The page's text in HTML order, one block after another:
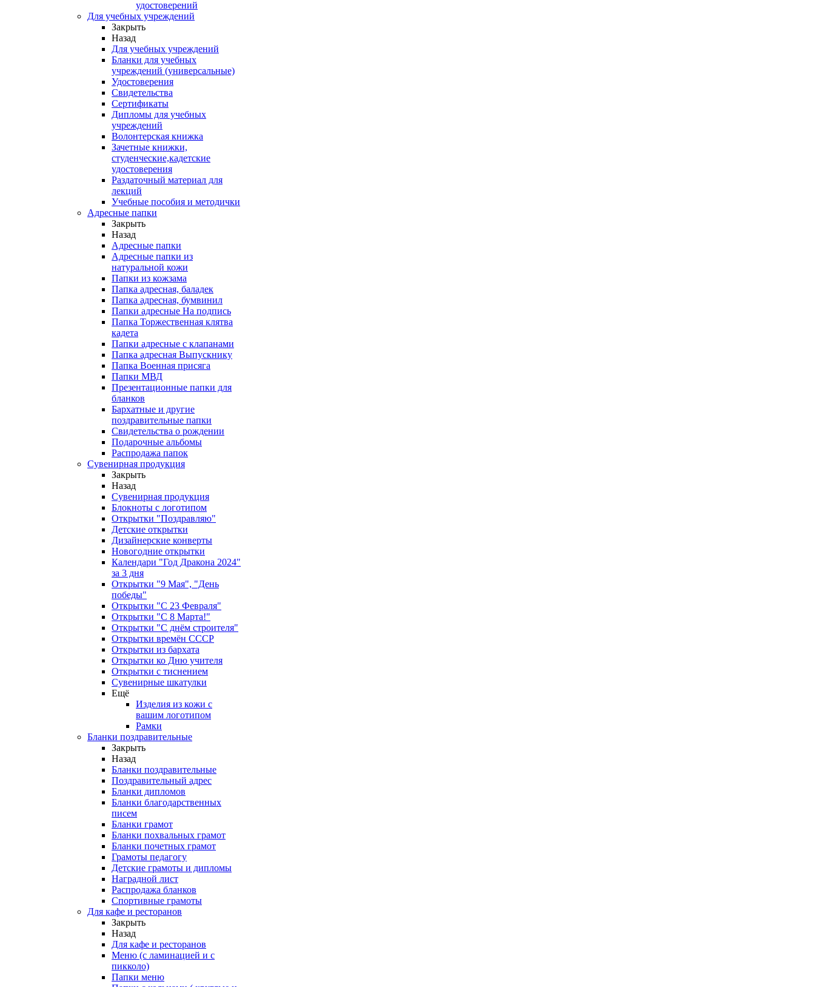
удостоверений
Для учебных учреждений
Закрыть
Назад
Для учебных учреждений
Бланки для учебных
учреждений (универсальные)
Удостоверения
Свидетельства
Сертификаты
Дипломы для учебных
учреждений
Волонтерская книжка
Зачетные книжки,
студенческие,кадетские
удостоверения
Раздаточный материал для
лекций
Учебные пособия и методички
Адресные папки
Закрыть
Назад
Адресные папки
Адресные папки из
натуральной кожи
Папки из кожзама
Папка адресная, баладек
Папка адресная, бумвинил
Папки адресные На подпись
Папка Торжественная клятва
кадета
Папки адресные с клапанами
Папка адресная Выпускнику
Папка Военная присяга
Папки МВД
Презентационные папки для
бланков
Бархатные и другие
поздравительные папки
Свидетельства о рождении
Подарочные альбомы
Распродажа папок
Сувенирная продукция
Закрыть
Назад
Сувенирная продукция
Блокноты с логотипом
Открытки "Поздравляю"
Детские открытки
Дизайнерские конверты
Новогодние открытки
Календари "Год Дракона 2024"
за 3 дня
Открытки "9 Мая", "День
победы"
Открытки "С 23 Февраля"
Открытки "С 8 Марта!"
Открытки "С днём строителя"
Открытки времён СССР
Открытки из бархата
Открытки ко Дню учителя
Открытки с тиснением
Сувенирные шкатулки
Ещё
Изделия из кожи с
вашим логотипом
Рамки
Бланки поздравительные
Закрыть
Назад
Бланки поздравительные
Поздравительный адрес
Бланки дипломов
Бланки благодарственных
писем
Бланки грамот
Бланки похвальных грамот
Бланки почетных грамот
Грамоты педагогу
Детские грамоты и дипломы
Наградной лист
Распродажа бланков
Спортивные грамоты
Для кафе и ресторанов
Закрыть
Назад
Для кафе и ресторанов
Меню (с ламинацией и с
пикколо)
Папки меню